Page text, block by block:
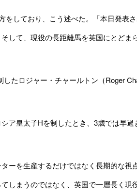
しており、こう述べた。「本日発表
して、現役の長距離馬を英国にとどま
たロジャー・チャールトン（Roger
ア皇太子Hを制したとき、3歳では早過
ーを生産するだけではなく長期的な視
しまうのではなく、英国で一層長く現